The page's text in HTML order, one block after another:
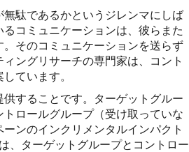
駄であるかというジレンマにしば
コミュニケーションは、彼らまた
そのコミュニケーションを送らず
ングリサーチの専門家は、コント
ています。
することです。ターゲットグルー
ロールグループ（受け取っていな
ンのインクリメンタルインパクト
、ターゲットグループとコントロー